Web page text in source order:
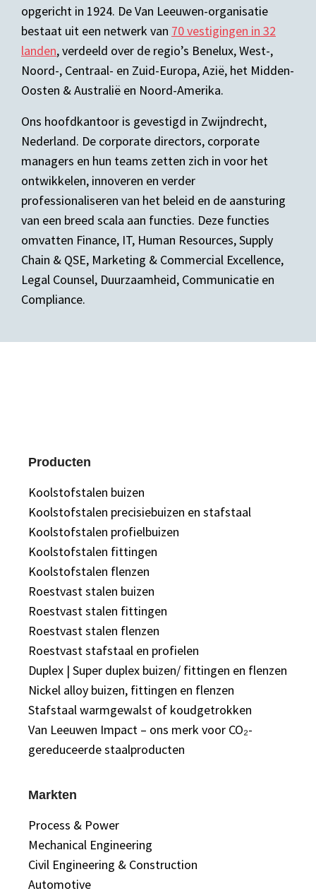
opgericht in 1924. De Van Leeuwen-organisatie
bestaat uit een netwerk van 70 vestigingen in 32
landen, verdeeld over de regio’s Benelux, West-,
Noord-, Centraal- en Zuid-Europa, Azië, het Midden-
Oosten & Australië en Noord-Amerika.
Ons hoofdkantoor is gevestigd in Zwijndrecht,
Nederland. De corporate directors, corporate
managers en hun teams zetten zich in voor het
ontwikkelen, innoveren en verder
professionaliseren van het beleid en de aansturing
van een breed scala aan functies. Deze functies
omvatten Finance, IT, Human Resources, Supply
Chain & QSE, Marketing & Commercial Excellence,
Legal Counsel, Duurzaamheid, Communicatie en
Compliance.
Producten
Koolstofstalen buizen
Koolstofstalen precisiebuizen en stafstaal
Koolstofstalen profielbuizen
Koolstofstalen fittingen
Koolstofstalen flenzen
Roestvast stalen buizen
Roestvast stalen fittingen
Roestvast stalen flenzen
Roestvast stafstaal en profielen
Duplex | Super duplex buizen/ fittingen en flenzen
Nickel alloy buizen, fittingen en flenzen
Stafstaal warmgewalst of koudgetrokken
Van Leeuwen Impact – ons merk voor CO₂-
gereduceerde staalproducten
Markten
Process & Power
Mechanical Engineering
Civil Engineering & Construction
Automotive